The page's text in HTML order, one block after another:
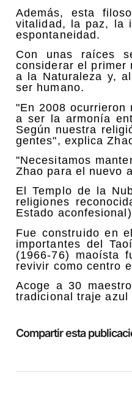
Además, esta
vitalidad, la paz, la
espontaneidad.
Con unas raíces
considerar el primer
a la Naturaleza y,
ser humano.
"En 2008 ocurrieron
a ser la armonía
Según nuestra
gentes", explica
"Necesitamos
Zhao para el nuevo
El Templo de la
religiones
Estado
Fue construido en
importantes del
(1966-76) maoísta
revivir como centro
Acoge a 30
tradicional traje azul
Compartir esta